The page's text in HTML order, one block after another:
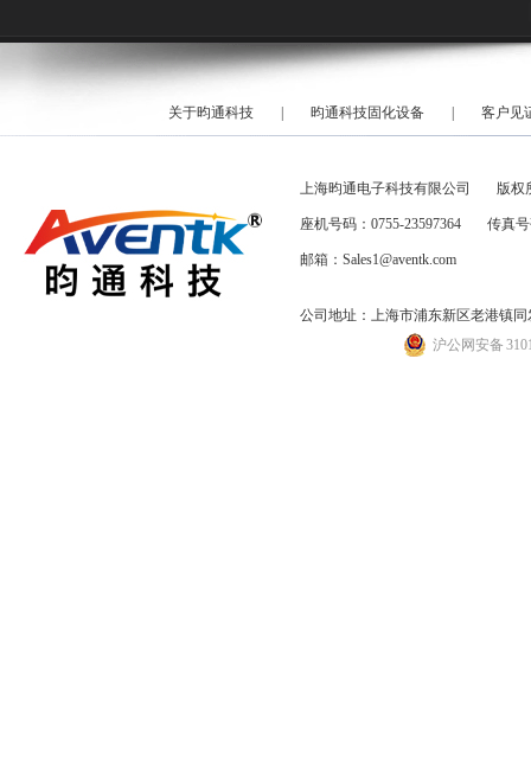
关于昀通科技 昀通科技固化设备 客户见
上海昀通电子科技有限公司 版权
座机号码：0755-23597364 传真号
邮箱：Sales1@aventk.com
公司地址：上海市浦东新区老港镇同
沪公网安备